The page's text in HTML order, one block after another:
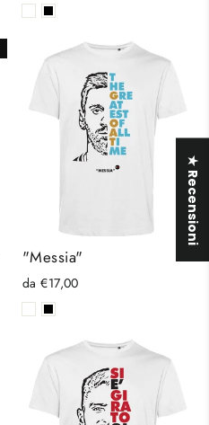
"Messia"
da €17,00
★ Recensioni